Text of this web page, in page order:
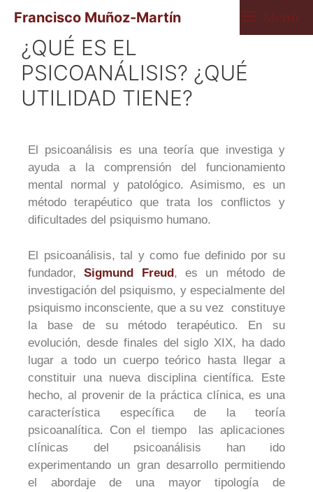
Francisco Muñoz-Martín Menú
¿QUÉ ES EL
PSICOANÁLISIS? ¿QUÉ
UTILIDAD TIENE?
El psicoanálisis es una teoría que investiga y
ayuda a la comprensión del funcionamiento
mental normal y patológico. Asimismo, es un
método terapéutico que trata los conflictos y
dificultades del psiquismo humano.
El psicoanálisis, tal y como fue definido por su
fundador,Sigmund Freud, es un método de
investigación del psiquismo, y especialmente del
psiquismo inconsciente, que a su vez constituye
la base de su método terapéutico. En su
evolución, desde finales del siglo XIX, ha dado
lugar a todo un cuerpo teórico hasta llegar a
constituir una nueva disciplina científica. Este
hecho, al provenir de la práctica clínica, es una
característica específica de la teoría
psicoanalítica. Con el tiempo las aplicaciones
clínicas del psicoanálisis han ido
experimentando un gran desarrollo permitiendo
el abordaje de una mayor tipología de